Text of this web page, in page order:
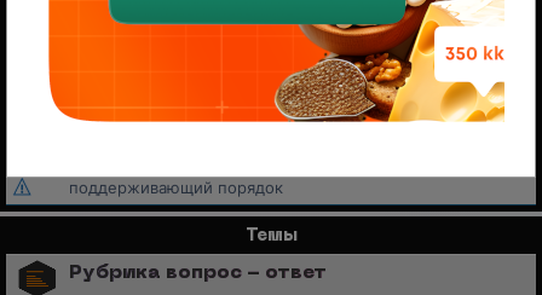
— Удаленно, от 110 000 ₽
Ищем менеджера по продажам в лицензированный
учебный центр нутрициологии. Удаленная работа,
свободный график, оплата 20%
На форуме проводится набор
поддерживающий порядок
Темы
Рубрика вопрос - ответ